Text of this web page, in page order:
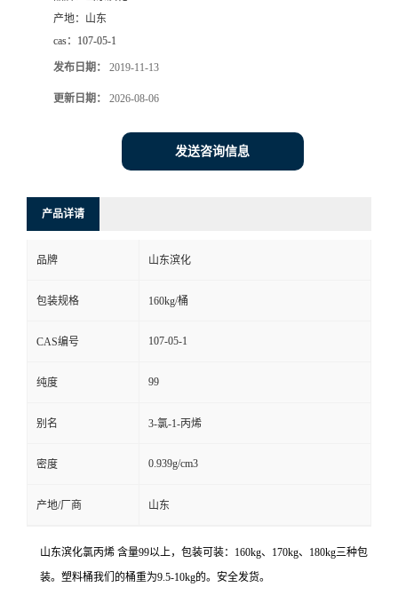
产地： 山东
cas： 107-05-1
发布日期： 2019-11-13
更新日期： 2026-08-06
发送咨询信息
产品详请
品牌 山东滨化
包装规格 160kg/桶
CAS编号 107-05-1
纯度 99
别名 3-氯-1-丙烯
密度 0.939g/cm3
产地/厂商 山东
山东滨化氯丙烯 含量99以上，包装可装：160kg、170kg、180kg三种包
装。塑料桶我们的桶重为9.5-10kg的。安全发货。